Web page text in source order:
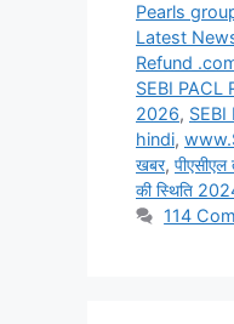
Pearls
Latest
Refund
SEBI PACL
2026, SEBI
hindi,
खबर,
की स्थिति
114